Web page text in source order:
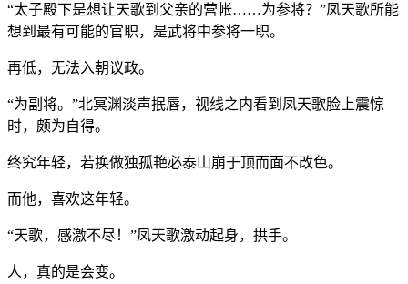
“太子殿下是想让天歌到父亲的营帐……为参将？”凤天歌所能
想到最有可能的官职，是武将中参将一职。
再低，无法入朝议政。
“为副将。”北冥渊淡声抿唇，视线之内看到凤天歌脸上震惊
时，颇为自得。
终究年轻，若换做独孤艳必泰山崩于顶而面不改色。
而他，喜欢这年轻。
“天歌，感激不尽！”凤天歌激动起身，拱手。
人，真的是会变。